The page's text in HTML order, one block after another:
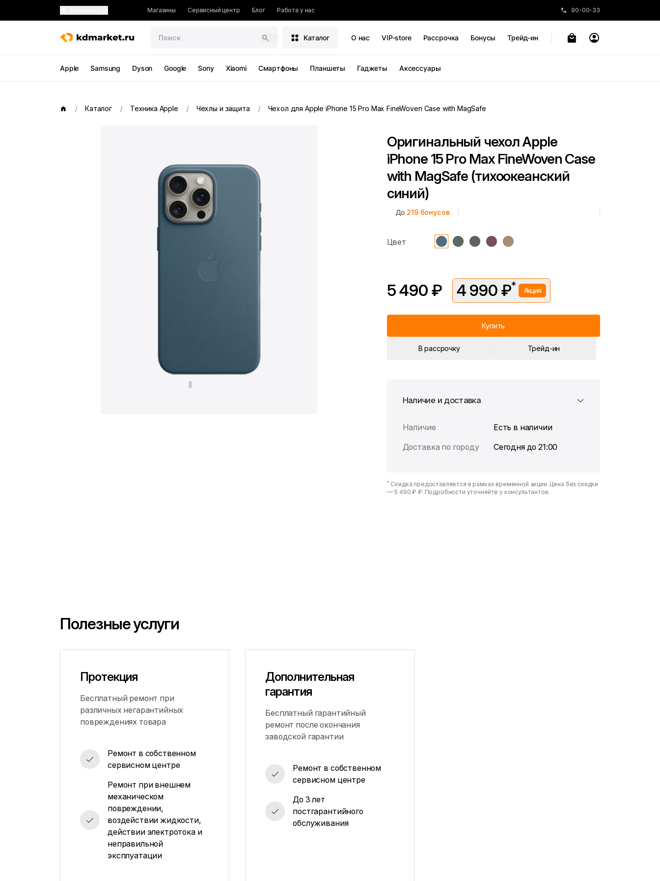
Магазины Сервисный центр Блог Работа у нас 90-00-33
Каталог О нас VIP-store Рассрочка Бонусы Трейд-ин
Apple Samsung Dyson Google Sony Xiaomi Смартфоны Планшеты Гаджеты Аксессуары
Каталог Техника Apple Чехлы и защита Чехол для Apple iPhone 15 Pro Max FineWoven Case with MagSafe
Оригинальный чехол Apple
iPhone 15 Pro Max FineWoven Case
with MagSafe (тихоокеанский
синий)
До 219бонусов
Цвет
5 490 ₽ 4 990 ₽* Акция
Цена без скидки —5 490 ₽. Подробности уточняйте у консультантов.
Купить
В рассрочку Трейд-ин
Наличие и доставка
Наличие
Есть в наличии
Доставка по городу
Сегодня до 21:00
* Скидка предоставляется в рамках временной акции. Цена без скидки
— 5 490 ₽ ₽. Подробности уточняйте у консультантов.
Полезные услуги
Протекция
Бесплатный ремонт при
различных негарантийных
повреждениях товара
Ремонт в собственном
сервисном центре
Ремонт при внешнем
механическом
повреждении,
воздействии жидкости,
действии электротока и
неправильной
эксплуатации
Дополнительная
гарантия
Бесплатный гарантийный
ремонт после окончания
заводской гарантии
Ремонт в собственном
сервисном центре
До 3 лет
постгарантийного
обслуживания